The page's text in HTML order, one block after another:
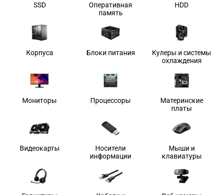
SSD
Оперативная
память
HDD
Корпуса Блоки питания
Кулеры и системы
охлаждения
Мониторы Процессоры
Материнские
платы
Видеокарты
Носители
информации
Мыши и
клавиатуры